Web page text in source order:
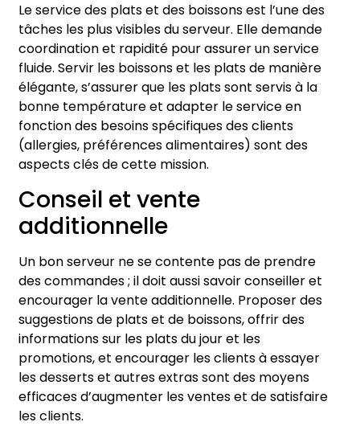
Le service des plats et des boissons est l’une des
tâches les plus visibles du serveur. Elle demande
coordination et rapidité pour assurer un service
fluide. Servir les boissons et les plats de manière
élégante, s’assurer que les plats sont servis à la
bonne température et adapter le service en
fonction des besoins spécifiques des clients
(allergies, préférences alimentaires) sont des
aspects clés de cette mission.
Conseil et vente
additionnelle
Un bon serveur ne se contente pas de prendre
des commandes ; il doit aussi savoir conseiller et
encourager la vente additionnelle. Proposer des
suggestions de plats et de boissons, offrir des
informations sur les plats du jour et les
promotions, et encourager les clients à essayer
les desserts et autres extras sont des moyens
efficaces d’augmenter les ventes et de satisfaire
les clients.